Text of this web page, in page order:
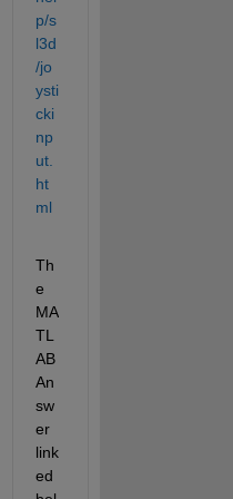
p/s
l3d
/jo
ysti
cki
np
ut.
ht
ml
Th
e
MA
TL
AB
An
sw
er
link
ed